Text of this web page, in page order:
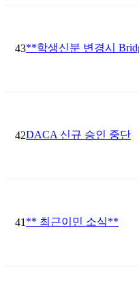
43**학생신분 변경시
42DACA 신규 승인 중단
41 ** 최근이민 소식**